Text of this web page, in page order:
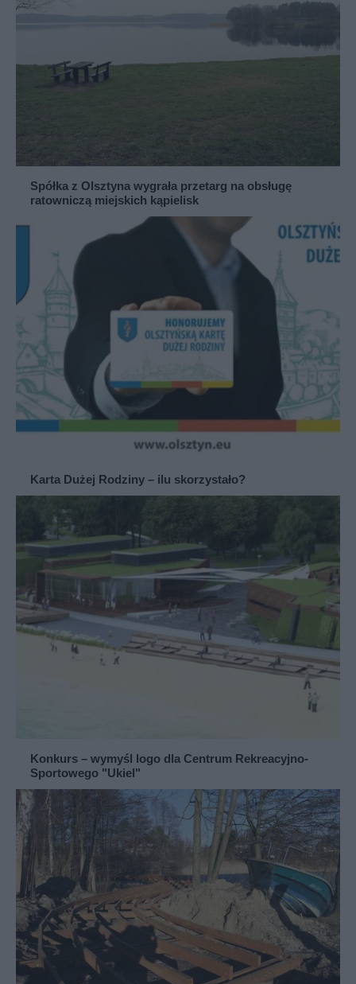
Spółka z Olsztyna wygrała przetarg na obsługę
ratowniczą miejskich kąpielisk
Karta Dużej Rodziny – ilu skorzystało?
Konkurs – wymyśl logo dla Centrum Rekreacyjno-
Sportowego "Ukiel"